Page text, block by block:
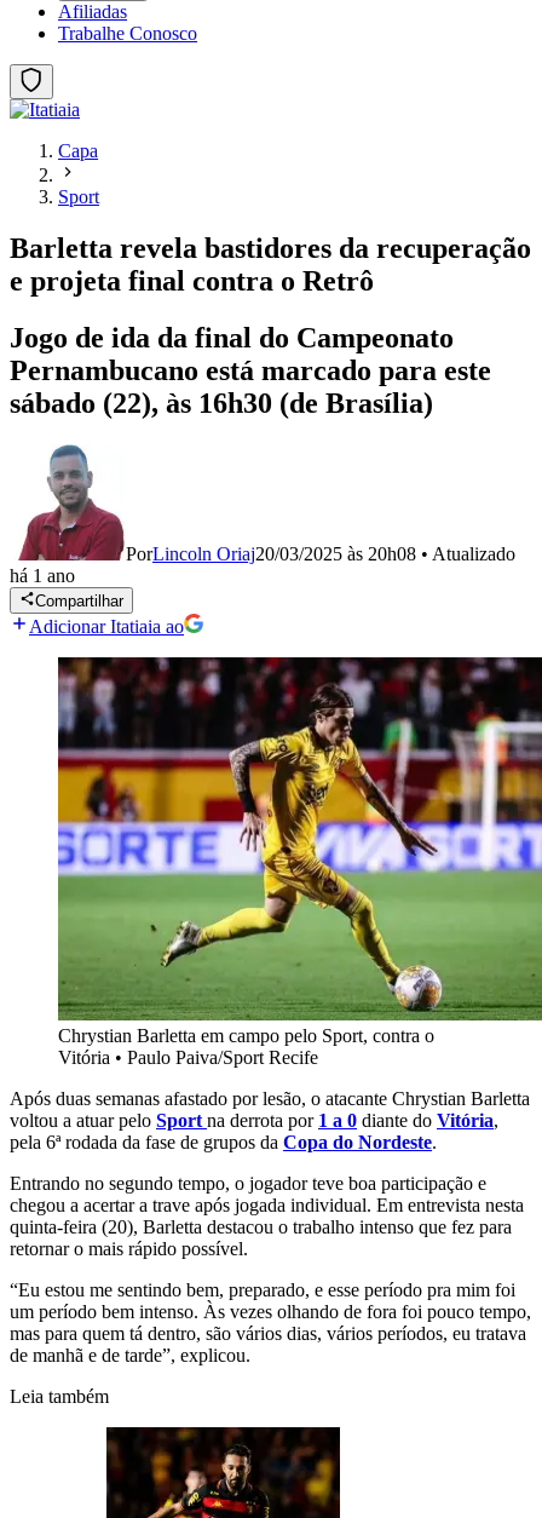
Afiliadas
Trabalhe Conosco
Capa
Sport
Barletta revela bastidores da recuperação
e projeta final contra o Retrô
Jogo de ida da final do Campeonato
Pernambucano está marcado para este
sábado (22), às 16h30 (de Brasília)
PorLincoln Oriaj20/03/2025 às 20h08 • Atualizado
há 1 ano
Compartilhar
Adicionar Itatiaia ao
Chrystian Barletta em campo pelo Sport, contra o
Vitória • Paulo Paiva/Sport Recife
Após duas semanas afastado por lesão, o atacante Chrystian Barletta
voltou a atuar pelo Sport na derrota por 1 a 0 diante do Vitória,
pela 6ª rodada da fase de grupos da Copa do Nordeste.
Entrando no segundo tempo, o jogador teve boa participação e
chegou a acertar a trave após jogada individual. Em entrevista nesta
quinta-feira (20), Barletta destacou o trabalho intenso que fez para
retornar o mais rápido possível.
“Eu estou me sentindo bem, preparado, e esse período pra mim foi
um período bem intenso. Às vezes olhando de fora foi pouco tempo,
mas para quem tá dentro, são vários dias, vários períodos, eu tratava
de manhã e de tarde”, explicou.
Leia também